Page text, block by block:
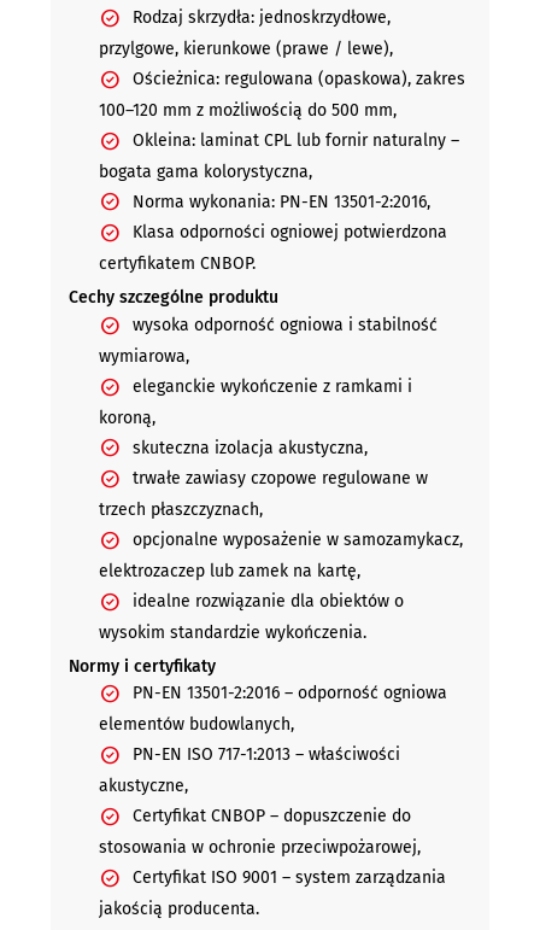
Rodzaj skrzydła: jednoskrzydłowe,
przylgowe, kierunkowe (prawe / lewe),
Ościeżnica: regulowana (opaskowa), zakres
100–120 mm z możliwością do 500 mm,
Okleina: laminat CPL lub fornir naturalny –
bogata gama kolorystyczna,
Norma wykonania: PN-EN 13501-2:2016,
Klasa odporności ogniowej potwierdzona
certyfikatem CNBOP.
Cechy szczególne produktu
wysoka odporność ogniowa i stabilność
wymiarowa,
eleganckie wykończenie z ramkami i
koroną,
skuteczna izolacja akustyczna,
trwałe zawiasy czopowe regulowane w
trzech płaszczyznach,
opcjonalne wyposażenie w samozamykacz,
elektrozaczep lub zamek na kartę,
idealne rozwiązanie dla obiektów o
wysokim standardzie wykończenia.
Normy i certyfikaty
PN-EN 13501-2:2016 – odporność ogniowa
elementów budowlanych,
PN-EN ISO 717-1:2013 – właściwości
akustyczne,
Certyfikat CNBOP – dopuszczenie do
stosowania w ochronie przeciwpożarowej,
Certyfikat ISO 9001 – system zarządzania
jakością producenta.